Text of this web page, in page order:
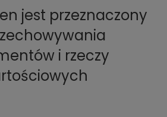
jest przeznaczony
i rzeczy
h